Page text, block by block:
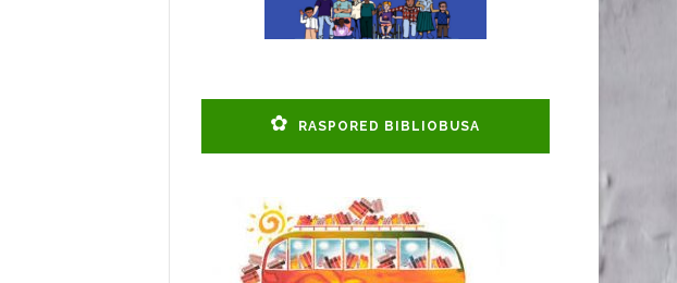
RASPORED BIBLIOBUSA